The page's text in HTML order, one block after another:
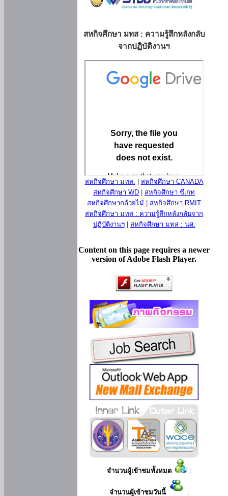
สหกิจศึกษา มทส : ความรู้สึกหลังกลับ
จากปฏิบัติงานฯ
สหกิจศึกษา มทส.
สหกิจศึกษา CANADA
สหกิจศึกษา WD
สหกิจศึกษา ซีเกท
สหกิจศึกษากล้วยไม้
สหกิจศึกษา RMIT
สหกิจศึกษา มทส : ความรู้สึกหลังกลับจาก
ปฏิบัติงานฯ| สหกิจศึกษา มทส : นศ.
Content on this page requires a newer
version of Adobe Flash Player.
จำนวนผู้เข้าชมทั้งหมด :
จำนวนผู้เข้าชมวันนี้ :